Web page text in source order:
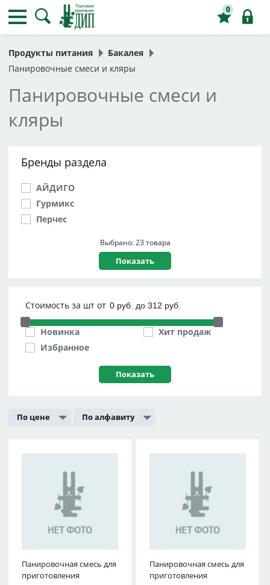
0
Продукты питания
Бакалея
Панировочные смеси и кляры
Панировочные смеси и
кляры
Бренды раздела
АЙДИГО
Гурмикс
Перчес
Выбрано: 23 товара
Стоимость за шт от
Новинка
Избранное
Хит продаж
По цене По алфавиту
Панировочная смесь для
приготовления
хрустящей курочки,
Delicaroma, 240 г
Панировочная смесь для
приготовления
крылышек острых,